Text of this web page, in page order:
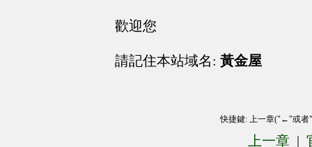
歡迎您
請記住本站域名: 黃金屋
快捷鍵: 上一章("←"或
上一章 |